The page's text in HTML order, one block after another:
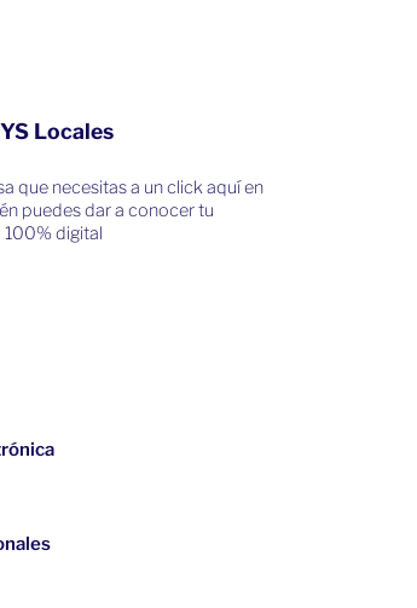
Locales
que necesitas a un click aquí en
puedes dar a conocer tu
digital